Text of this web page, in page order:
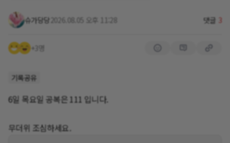
슈가당당 2026.08.05 오후 11:28 댓글 3
+3명
기록공유
6일 목요일 공복은 111 입니다.
무더위 조심하세요.